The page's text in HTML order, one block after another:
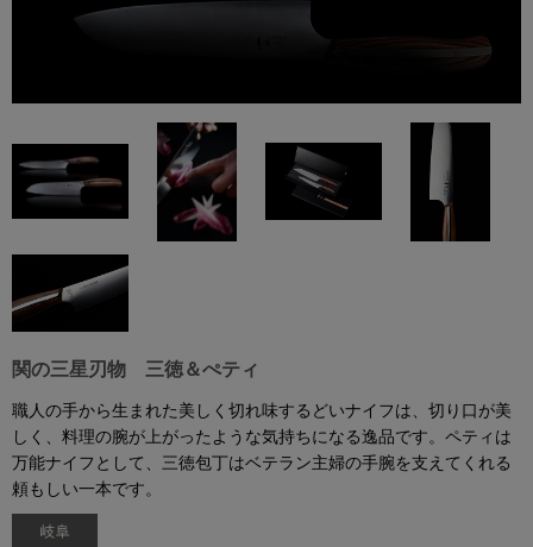
関の三星刃物 三徳＆ぺティ
職人の手から生まれた美しく切れ味するどいナイフは、切り口が美
しく、料理の腕が上がったような気持ちになる逸品です。ペティは
万能ナイフとして、三徳包丁はベテラン主婦の手腕を支えてくれる
頼もしい一本です。